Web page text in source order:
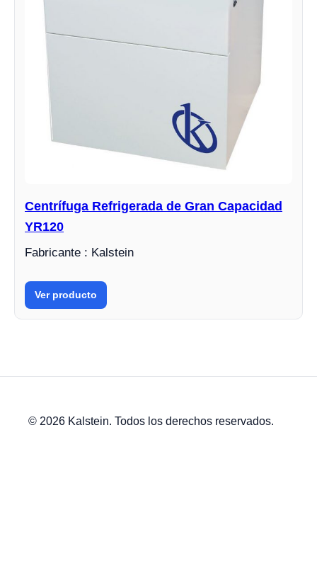
Centrífuga Refrigerada de Gran Capacidad
YR120
Fabricante : Kalstein
Ver producto
© 2026 Kalstein. Todos los derechos reservados.